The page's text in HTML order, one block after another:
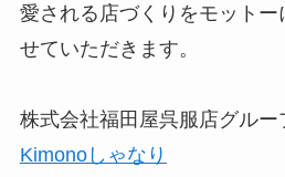
愛される店づくりをモットー
せていただきます。
株式会社福田屋呉服店グルー
Kimonoしゃなり